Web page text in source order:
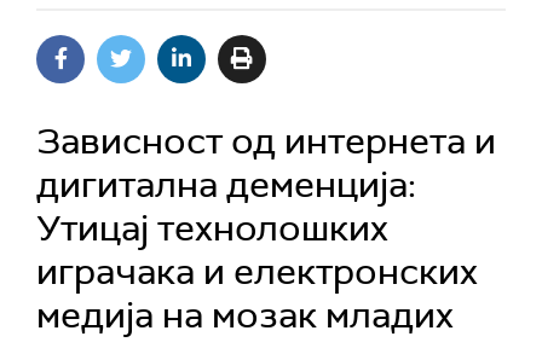
Зависност од интернета и
дигитална деменција:
Утицај технолошких
играчака и електронских
медија на мозак младих